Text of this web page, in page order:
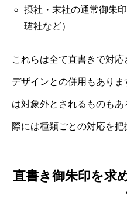
摂社・末社の通常御朱
珺社など）
これらは全て直書きで対
デザインとの併用もあり
は対象外とされるものも
際には種類ごとの対応を把
直書き御朱印を求